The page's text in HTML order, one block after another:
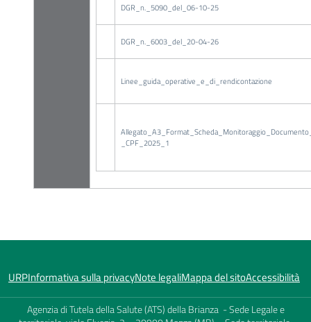
DGR_n._5090_del_06-10-25
DGR_n._6003_del_20-04-26
Linee_guida_operative_e_di_rendicontazione
_CPF_2025_1
URPInformativa sulla privacyNote legaliMappa del sitoAccessibilità
Agenzia di Tutela della Salute (ATS) della Brianza - Sede Legale e